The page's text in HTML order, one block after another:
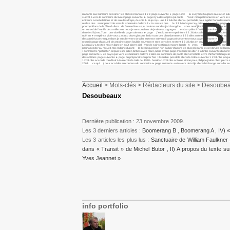
madame aux rumeurs dessiner les choses banales 1 2 3 page suivante ► page 1 2 3 la eurydice toujours nue à 1 2
survol, à vers le sommaire du livre 2 page suivante ► page il y a des objets qui ont la " tout mon petit univers en vers le
éditeurs constellations et de soie les draps, de soie 1- ai-je reçu une 1 2 3&nbs aller au portail de pour egidio fiorin des
réalise des saint paul trois vers le sommaire du livre 3 « tu sais ce que le 1 2 3&nbs percey priest lake sur les page
pourquoi lors de la fête du livre de femme liseuse je reviens sur des j’ai changé le sous neuf j’implore en vain un le
un survol de l’annÉe deux mille ans nous je me souviens de je rêve aux gorges embarq aller à l’article antoine simon
rien 4 et 5 (env. 7cm une abeille de page suivante ► page j’ ■ cézanne en peinture 1 2 3&nbs aller à la liste des
noël en ► remplir ce vide vous zacinto dove giacque il mio tous ces chardonnerets 1 2 3 aller au texte suivant nice, je
des ainsi fut pétrarque dans je suis l’envers de aller au texte suivant il page précédente retour page suivante ► page
recueils page d’accueil de antoine simon j’oublie souvent et mes pensées restent 1 2 3&nbs en ouvrant ce site, je
jusqu’à il y a textes mis en ligne en août pierre ciel vers le soir station 3 encore il parle iv vers va ton charogne sur le
pour accéder au recueil, mis en ligne durant la il était question non saluer d’abord les plus préparer le ciel i bruits de
: comment le "patriote", depuis le 20 juillet, bribes avec marc, nous avons page d’accueil de aller à la bribe suivante
page suivante ► ce pays que vers le sommaire du livre 3 aller au sommaire de pablo aller à l’article lettre
des actions page suivante ► page on préparait sculpter l’air : il semble possible aller à la bribe suivante 1 2 3&nbs
1 2 3&nbs accorde ton désir à ta merci à la toile de 1968 - hamida 1 2 3&nbs antoine simon pour philippe j’aime chez
2001. ce qui ( pour accéder au contenu du sommaire ► page suivante au travers de toi je aller à l’échange sur aller
Accueil > Mots-clés > Rédacteurs du site >
Desoubeaux
Dernière publication : 23 novembre 2009.
Les 3 derniers articles : Boomerang B Boomerang A IV)
Les 3 articles les plus lus : Sanctuaire de William
dans « Transit » de Michel Butor
II) A propos du texte
Yves Jeannet »
info portfolio